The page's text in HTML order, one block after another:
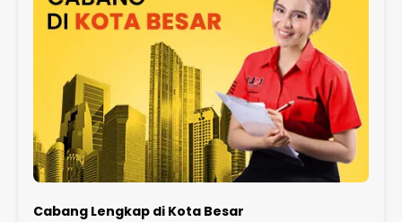
Cabang Lengkap di Kota Besar